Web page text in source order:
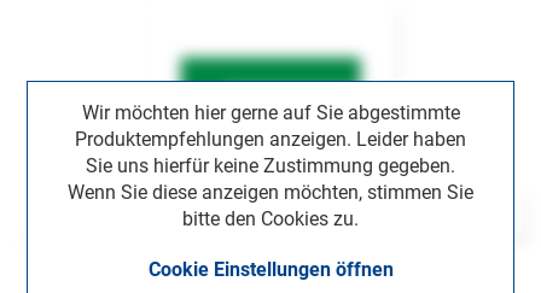
Wir möchten hier gerne auf Sie abgestimmte
Produktempfehlungen anzeigen. Leider haben
Sie uns hierfür keine Zustimmung gegeben.
Wenn Sie diese anzeigen möchten, stimmen Sie
bitte den Cookies zu.
Cookie Einstellungen öffnen